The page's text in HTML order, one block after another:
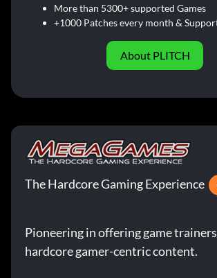
More than 5300+ supported Games
+1000 Patches every month &
About PLITCH
The Hardcore Gaming Experience
Pioneering in offering game
hardcore gamer-centric content.